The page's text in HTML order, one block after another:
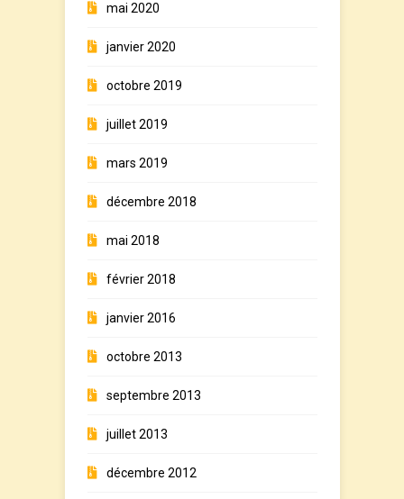
mai 2020
janvier 2020
octobre 2019
juillet 2019
mars 2019
décembre 2018
mai 2018
février 2018
janvier 2016
octobre 2013
septembre 2013
juillet 2013
décembre 2012